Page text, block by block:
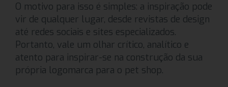
O motivo para isso é simples: a inspiração pode
vir de qualquer lugar, desde revistas de design
até redes sociais e sites especializados.
Portanto, vale um olhar crítico, analítico e
atento para inspirar-se na construção da sua
própria logomarca para o pet shop.